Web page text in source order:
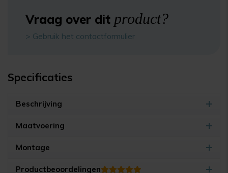
Vraag over dit product?
> Gebruik het contactformulier
Specificaties
Beschrijving
Maatvoering
Montage
Productbeoordelingen